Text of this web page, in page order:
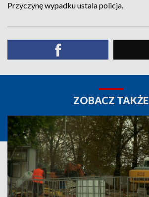
Przyczynę wypadku ustala policja.
ZOBACZ TAKŻE